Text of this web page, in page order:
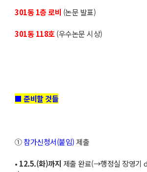
301동 1층 로비 (논문 발표)
301동 118호(우수논문 시상)
■ 준비할 것들
①참가신청서(붙임) 제출
• 12.5.(화)까지 제출 완료(→행정실 장영기